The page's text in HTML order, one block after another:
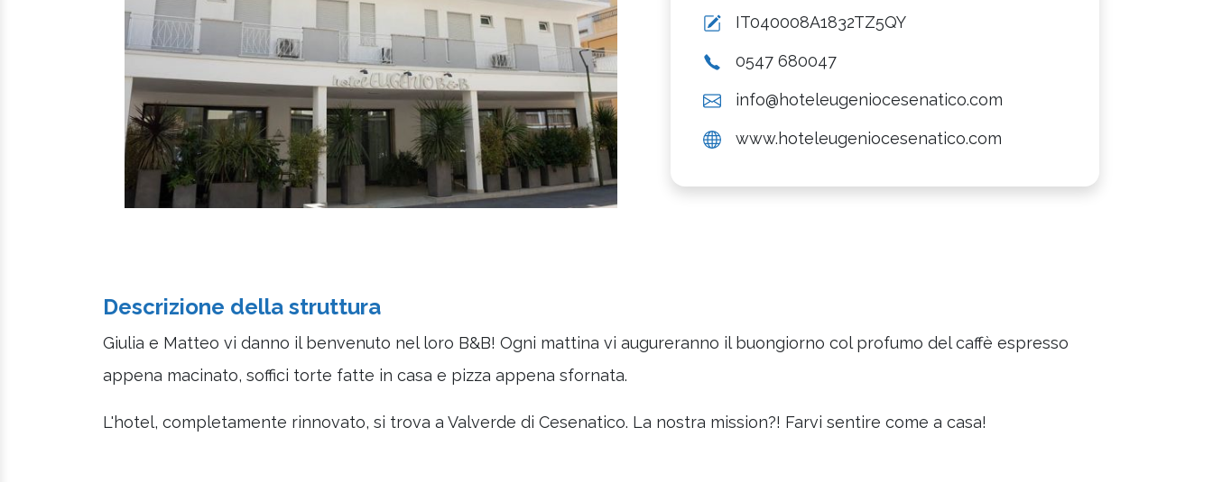
IT040008A1832TZ5QY
0547 680047
info@hoteleugeniocesenatico.com
www.hoteleugeniocesenatico.com
Descrizione della struttura
Giulia e Matteo vi danno il benvenuto nel loro B&B! Ogni mattina vi augureranno il buongiorno col profumo del caffè espresso
appena macinato, soffici torte fatte in casa e pizza appena sfornata.
L'hotel, completamente rinnovato, si trova a Valverde di Cesenatico. La nostra mission?! Farvi sentire come a casa!